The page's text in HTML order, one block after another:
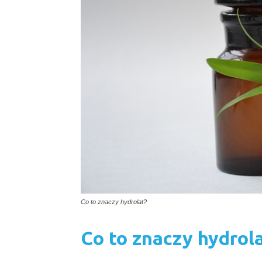
Co to znaczy hydrolat?
Co to znaczy